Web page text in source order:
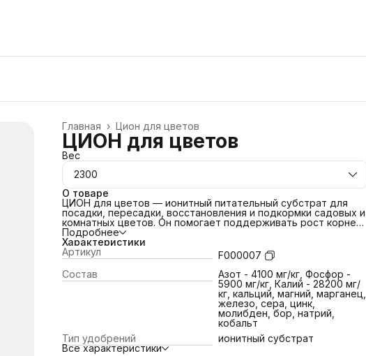
Цион для цветов
Главная ›
ЦИОН для цветов
Вес
2300
О товаре
ЦИОН для цветов — ионитный питательный субстрат для
посадки, пересадки, восстановления и подкормки садовых и
комнатных цветов. Он помогает поддерживать рост корней,
адаптацию после пересадки и пышное продолжительное
цветение без риска передозировки и корневого ожога.
Средство подходит для петуний, пеларгоний, фиалок, виол,
астр, лаванды, роз, гортензий, лилий, пионов, орхидей,
тюльпанов, клематисов, флоксов, хризантем, бегоний,
ирисов, георгинов, азалий и других декоративных растений.
ЦИОН нормализует уровень pH грунта, помогает улучшить
состояние почвы и обеспечивает питание растений до 3 лет.
Его можно использовать с универсальным грунтом, землей
для цветов, грунтом для гортензий, а также в открытом
грунте, теплице, оранжерее, на грядках и дома.
В основе продукта — природный минерал цеолит и
технология ионитопоники. Субстрат не содержит нитратов,
Подробнее
Характеристики
Артикул
F000007
Состав
Азот - 4100 мг/кг, Фосфор -
5900 мг/кг, Калий - 28200 мг/
кг, кальций, магний, марганец,
железо, сера, цинк,
молибден, бор, натрий,
кобальт
Тип удобрений
ионитный субстрат
Все характеристики